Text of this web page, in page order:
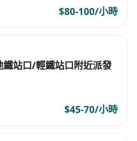
$80-100/小時
站口/輕鐵站口附近派發
$45-70/小時